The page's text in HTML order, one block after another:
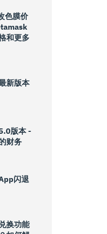
色膜价
和更多
新版本
版本 -
财务
闪退
换功能